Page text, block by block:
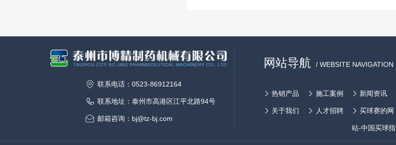
联系电话：0523-86912164
联系地址：泰州市高港区江平北路94号
邮箱咨询：bj@tz-bj.com
网站导航 / WEBSITE NAVIGATION
热销产品 施工案例 新闻资讯
关于我们 人才招聘 买球赛的网
站-中国买球指